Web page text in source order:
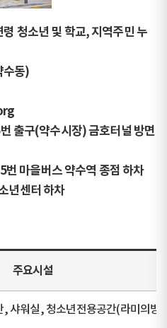
령 청소년 및 학교, 지역주민 누
수동)
출구(약수시장) 금호터널 방면
마을버스 약수역 종점 하차
년센터 하차
주요시설
샤워실, 청소년전용공간(라미의방)